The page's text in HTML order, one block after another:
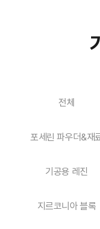
전체
포세린 파우더&재
기공용 레진
지르코니아 블록